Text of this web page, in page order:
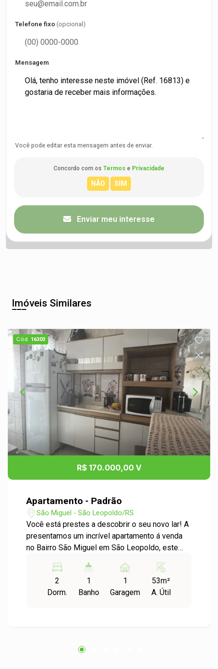
Telefone fixo (opcional)
Mensagem
Você pode editar esta mensagem antes de enviar.
Concordo com os Termos e Privacidade
Enviar meu interesse
Imóveis Similares
Cód. 16303
R$ 170.000,00 V
Apartamento - Padrão
São Miguel - São Leopoldo/RS
Você está prestes a descobrir o seu novo lar! A
presentamos um incrível apartamento á venda
no Bairro São Miguel em São Leopoldo, este
praticidade e uma boa localização, sem se
preocupar com reforma, pois esta pronto para
morar, cozinha americana, 2 dormitórios, 1 vaga
de São Leopoldo, Bairro São Miguel. Agende
2
Dorm.
1
Banho
1
Garagem
53m²
A. Útil